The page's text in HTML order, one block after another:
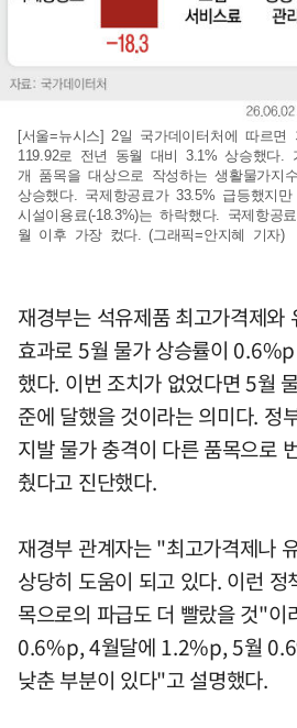
[서울=뉴시스] 2일 국가데이터처에 따르면
119.92로 전년 동월 대비 3.1% 상승했다.
개 품목을 대상으로 작성하는 생활물가지
상승했다. 국제항공료가 33.5% 급등했지
시설이용료(-18.3%)는 하락했다. 국제항공
월 이후 가장 컸다. (그래픽=안지혜 기자)
재경부는 석유제품 최고가격제와
효과로 5월 물가 상승률이
했다. 이번 조치가 없었다면 5월
준에 달했을 것이라는 의미다. 정
지발 물가 충격이 다른 품목으로
췄다고 진단했다.
재경부 관계자는 "최고가격제나
상당히 도움이 되고 있다. 이런
목으로의 파급도 더 빨랐을 것"
0.6%p, 4월달에 1.2%p, 5월
낮춘 부분이 있다"고 설명했다.